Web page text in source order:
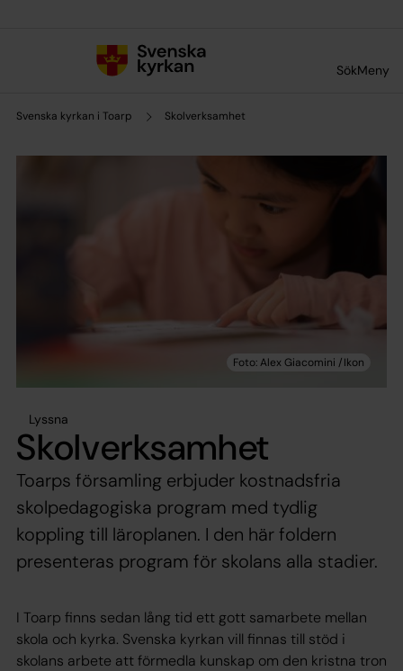
SökMeny
Svenska kyrkan i Toarp Skolverksamhet
Lyssna
Skolverksamhet
Toarps församling erbjuder kostnadsfria
skolpedagogiska program med tydlig
koppling till läroplanen. I den här foldern
presenteras program för skolans alla stadier.
I Toarp finns sedan lång tid ett gott samarbete mellan
skola och kyrka. Svenska kyrkan vill finnas till stöd i
skolans arbete att förmedla kunskap om den kristna tron